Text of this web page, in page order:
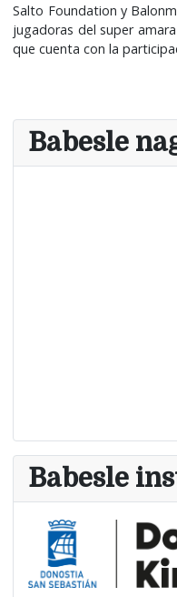
Salto Foundation y
jugadoras del super
que cuenta con la
Babesle
Babesle